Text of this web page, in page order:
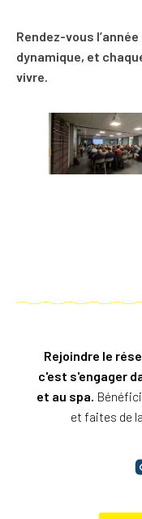
Rendez-vous
dynamique, et
vivre.
Rejoindre le
c'est s'engager
et au spa.
et faites de